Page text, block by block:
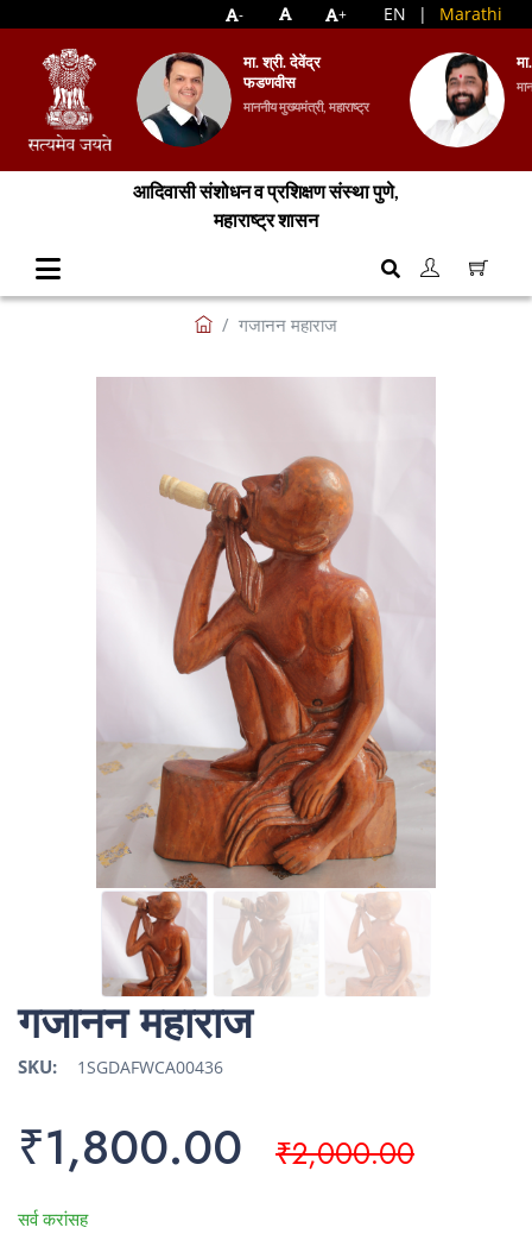
- + EN | Marathi
मा. श्री. देवेंद्र
फडणवीस
माननीय मुख्यमंत्री, महाराष्ट्र
आदिवासी संशोधन व प्रशिक्षण संस्था पुणे,
महाराष्ट्र शासन
गजानन महाराज
गजानन महाराज
SKU: 1SGDAFWCA00436
₹1,800.00 ₹2,000.00
सर्व करांसह